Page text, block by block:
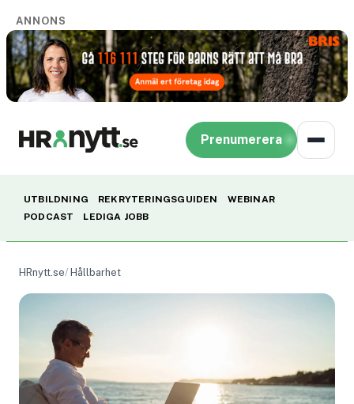
ANNONS
Prenumerera
UTBILDNING REKRYTERINGSGUIDEN
WEBINAR
PODCAST
LEDIGA JOBB
HRnytt.se Hållbarhet